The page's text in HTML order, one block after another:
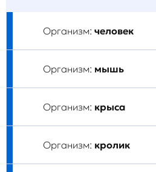
Организм: человек
Организм: мышь
Организм: крыса
Организм: кролик